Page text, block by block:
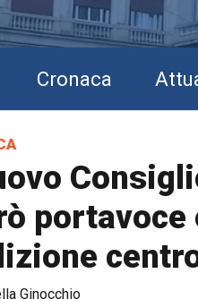
Cronaca
Ginocchio